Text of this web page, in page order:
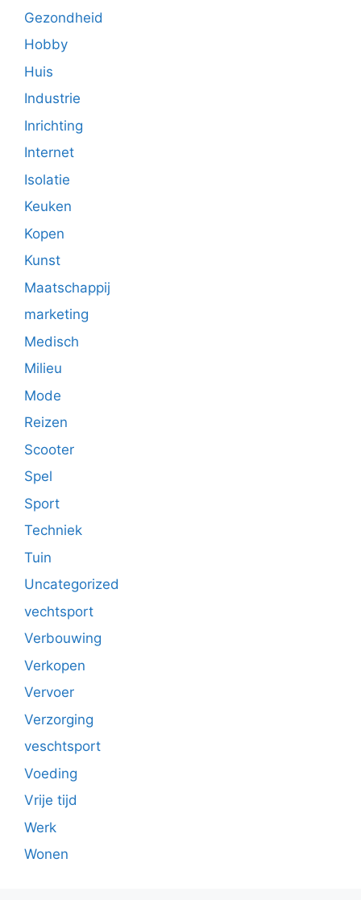
Gezondheid
Hobby
Huis
Industrie
Inrichting
Internet
Isolatie
Keuken
Kopen
Kunst
Maatschappij
marketing
Medisch
Milieu
Mode
Reizen
Scooter
Spel
Sport
Techniek
Tuin
Uncategorized
vechtsport
Verbouwing
Verkopen
Vervoer
Verzorging
veschtsport
Voeding
Vrije tijd
Werk
Wonen